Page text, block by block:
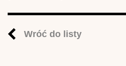
Wróć do listy